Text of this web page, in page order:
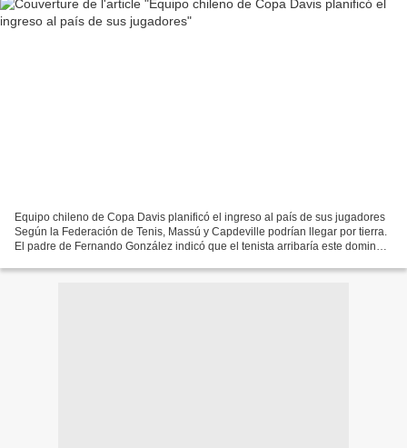
Equipo chileno de Copa Davis planificó el ingreso al país de sus jugadores
Según la Federación de Tenis, Massú y Capdeville podrían llegar por tierra.
El padre de Fernando González indicó que el tenista arribaría este domingo.